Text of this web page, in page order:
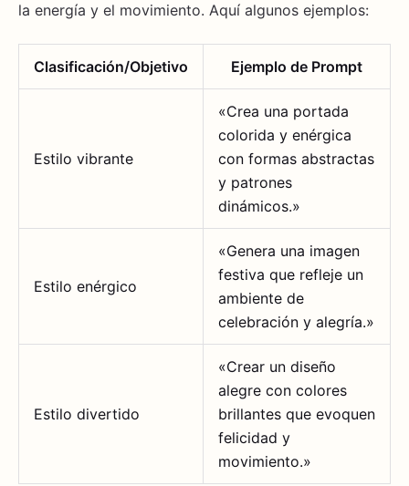
la energía y el movimiento. Aquí algunos ejemplos:
Clasificación/Objetivo Ejemplo de Prompt
Estilo vibrante
«Crea una portada
colorida y enérgica
con formas abstractas
y patrones
dinámicos.»
Estilo enérgico
«Genera una imagen
festiva que refleje un
ambiente de
celebración y alegría.»
Estilo divertido
«Crear un diseño
alegre con colores
brillantes que evoquen
felicidad y
movimiento.»